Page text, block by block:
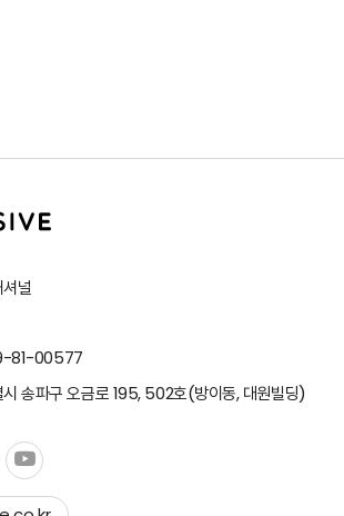
널
81-00577
송파구 오금로 195, 502호(방이동, 대원빌딩)